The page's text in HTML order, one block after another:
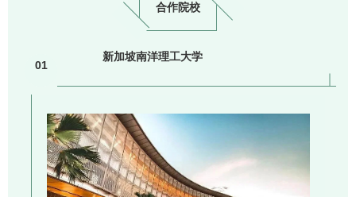
合作院校
01
新加坡南洋理工大学